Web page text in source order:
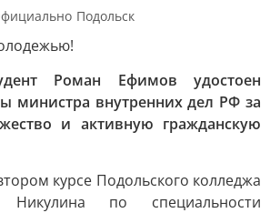
Подольск
Роман Ефимов удостоен
министра внутренних дел РФ за
и активную гражданскую
курсе Подольского колледжа
по специальности